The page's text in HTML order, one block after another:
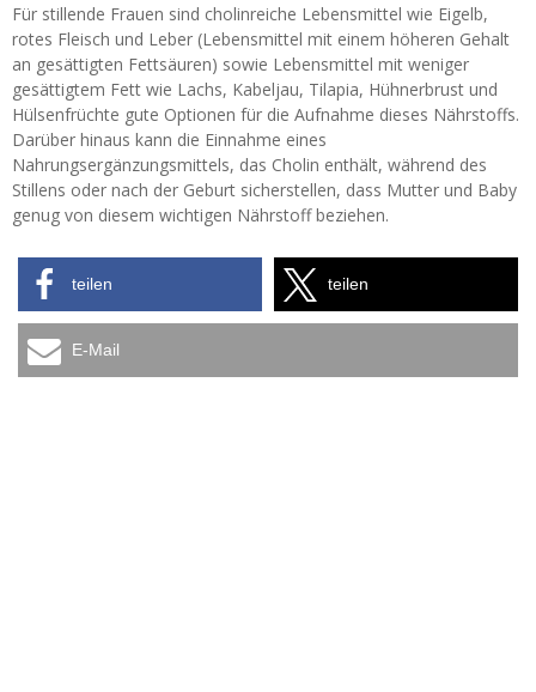
Für stillende Frauen sind cholinreiche Lebensmittel wie Eigelb,
rotes Fleisch und Leber (Lebensmittel mit einem höheren Gehalt
an gesättigten Fettsäuren) sowie Lebensmittel mit weniger
gesättigtem Fett wie Lachs, Kabeljau, Tilapia, Hühnerbrust und
Hülsenfrüchte gute Optionen für die Aufnahme dieses Nährstoffs.
Darüber hinaus kann die Einnahme eines
Nahrungsergänzungsmittels, das Cholin enthält, während des
Stillens oder nach der Geburt sicherstellen, dass Mutter und Baby
genug von diesem wichtigen Nährstoff beziehen.
teilen teilen
E-Mail